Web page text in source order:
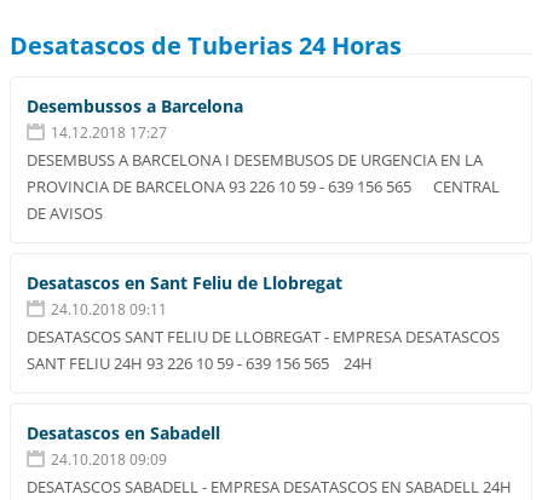
Desatascos de Tuberias 24 Horas
Desembussos a Barcelona
14.12.2018 17:27
DESEMBUSS A BARCELONA I DESEMBUSOS DE URGENCIA EN LA
PROVINCIA DE BARCELONA 93 226 10 59 - 639 156 565 CENTRAL
DE AVISOS
Desatascos en Sant Feliu de Llobregat
24.10.2018 09:11
DESATASCOS SANT FELIU DE LLOBREGAT - EMPRESA DESATASCOS
SANT FELIU 24H 93 226 10 59 - 639 156 565 24H
Desatascos en Sabadell
24.10.2018 09:09
DESATASCOS SABADELL - EMPRESA DESATASCOS EN SABADELL 24H